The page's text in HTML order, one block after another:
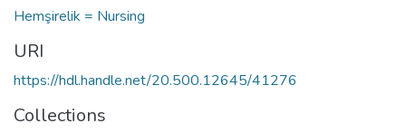
Hemşirelik = Nursing
URI
https://hdl.handle.net/20.500.12645/41276
Collections